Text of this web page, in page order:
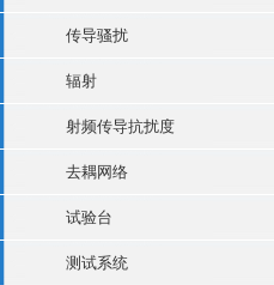
传导骚扰
辐射
射频传导抗扰度
去耦网络
试验台
测试系统